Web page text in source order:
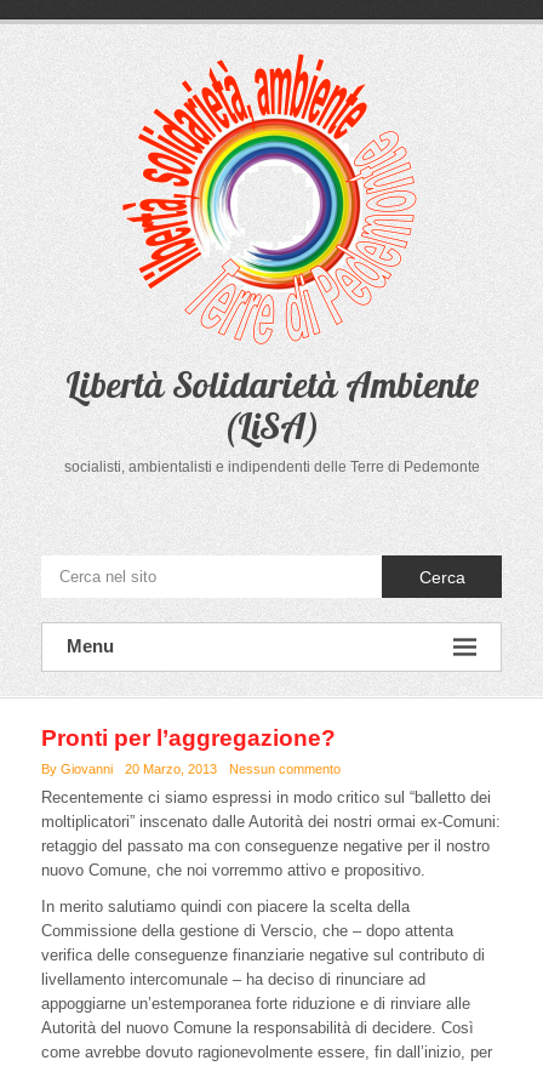
Libertà Solidarietà Ambiente
(LiSA)
socialisti, ambientalisti e indipendenti delle Terre di Pedemonte
Cerca
Menu
Pronti per l’aggregazione?
By Giovanni 20 Marzo, 2013 Nessun commento
Recentemente ci siamo espressi in modo critico sul “balletto dei
moltiplicatori” inscenato dalle Autorità dei nostri ormai ex-Comuni:
retaggio del passato ma con conseguenze negative per il nostro
nuovo Comune, che noi vorremmo attivo e propositivo.
In merito salutiamo quindi con piacere la scelta della
Commissione della gestione di Verscio, che – dopo attenta
verifica delle conseguenze finanziarie negative sul contributo di
livellamento intercomunale – ha deciso di rinunciare ad
appoggiarne un’estemporanea forte riduzione e di rinviare alle
Autorità del nuovo Comune la responsabilità di decidere. Così
come avrebbe dovuto ragionevolmente essere, fin dall’inizio, per